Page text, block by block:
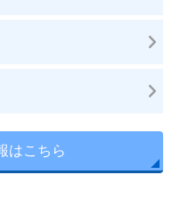
はこちら